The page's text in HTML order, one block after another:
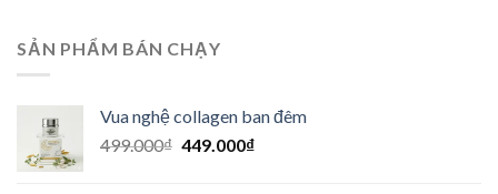
SẢN PHẨM BÁN CHẠY
Vua nghệ collagen ban đêm
499.000₫ Giá
449.000₫Giá